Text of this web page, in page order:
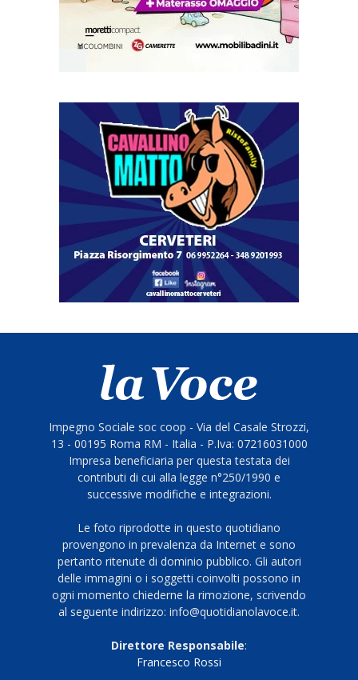
Impegno Sociale soc coop - Via del Casale Strozzi,
13 - 00195 Roma RM - Italia - P.Iva: 07216031000
Impresa beneficiaria per questa testata dei
contributi di cui alla legge n°250/1990 e
successive modifiche e integrazioni.
Le foto riprodotte in questo quotidiano
provengono in prevalenza da Internet e sono
pertanto ritenute di dominio pubblico. Gli autori
delle immagini o i soggetti coinvolti possono in
ogni momento chiederne la rimozione, scrivendo
al seguente indirizzo: info@quotidianolavoce.it.
Direttore Responsabile:
Francesco Rossi